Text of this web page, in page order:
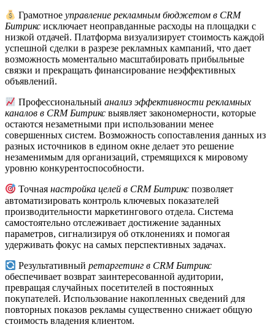
Грамотноеуправление рекламным бюджетом в CRM
Битрикс исключает неоправданные расходы на площадки с
низкой отдачей. Платформа визуализирует стоимость каждой
успешной сделки в разрезе рекламных кампаний, что дает
возможность моментально масштабировать прибыльные
связки и прекращать финансирование неэффективных
объявлений.
Профессиональныйанализ эффективности рекламных
каналов в CRM Битрикс выявляет закономерности, которые
остаются незаметными при использовании менее
совершенных систем. Возможность сопоставления данных из
разных источников в едином окне делает это решение
незаменимым для организаций, стремящихся к мировому
уровню конкурентоспособности.
Точнаянастройка целей в CRM Битрикс позволяет
автоматизировать контроль ключевых показателей
производительности маркетингового отдела. Система
самостоятельно отслеживает достижение заданных
параметров, сигнализируя об отклонениях и помогая
удерживать фокус на самых перспективных задачах.
Результативныйретаргетинг в CRM Битрикс
обеспечивает возврат заинтересованной аудитории,
превращая случайных посетителей в постоянных
покупателей. Использование накопленных сведений для
повторных показов рекламы существенно снижает общую
стоимость владения клиентом.